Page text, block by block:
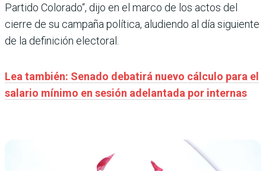
Partido Colorado“, dijo en el marco de los actos del
cierre de su campaña política, aludiendo al día siguiente
de la definición electoral.
Lea también: Senado debatirá nuevo cálculo para el
salario mínimo en sesión adelantada por internas